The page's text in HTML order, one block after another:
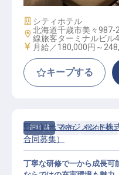
施設業態
シティホテル
勤務地
北海道千歳市美々
線旅客ターミナルビル
給与
月給／180,000円～
キープする
正社員 宿泊 宿泊予約
野口観光マネジメント株
合同募集）
丁寧な研修で一から成長可